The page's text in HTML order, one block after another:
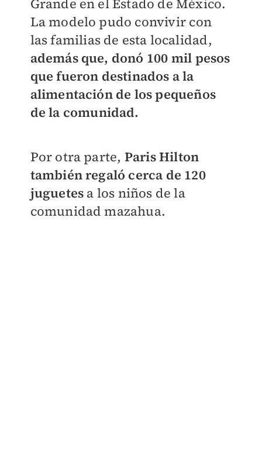
Grande en el Estado de México.
La modelo pudo convivir con
las familias de esta localidad,
además que, donó 100 mil pesos
que fueron destinados a la
alimentación de los pequeños
de la comunidad.
Por otra parte, Paris Hilton
también regaló cerca de 120
juguetes a los niños de la
comunidad mazahua.